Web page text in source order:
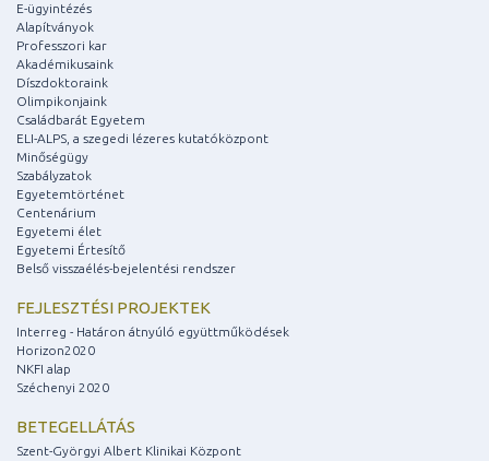
E-ügyintézés
Alapítványok
Professzori kar
Akadémikusaink
Díszdoktoraink
Olimpikonjaink
Családbarát Egyetem
ELI-ALPS, a szegedi lézeres kutatóközpont
Minőségügy
Szabályzatok
Egyetemtörténet
Centenárium
Egyetemi élet
Egyetemi Értesítő
Belső visszaélés-bejelentési rendszer
FEJLESZTÉSI PROJEKTEK
Interreg - Határon átnyúló együttműködések
Horizon2020
NKFI alap
Széchenyi 2020
BETEGELLÁTÁS
Szent-Györgyi Albert Klinikai Központ